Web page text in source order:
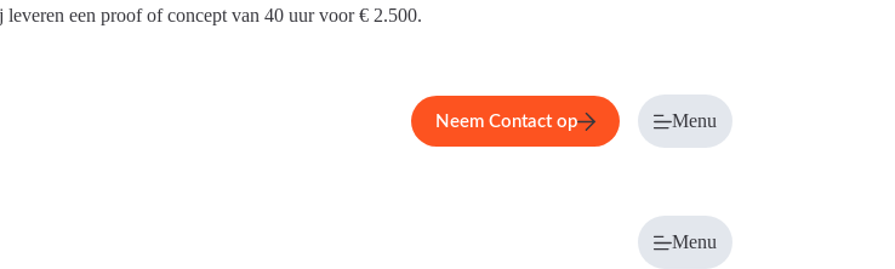
een proof of concept van 40 uur voor € 2.500.
Neem Contact op Menu
Menu